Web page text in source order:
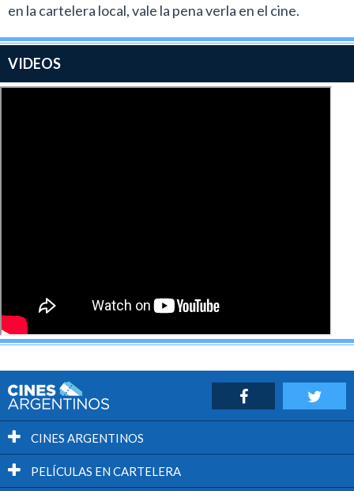
en la cartelera local, vale la pena verla en el cine.
VIDEOS
CINES ARGENTINOS
PELÍCULAS EN CARTELERA